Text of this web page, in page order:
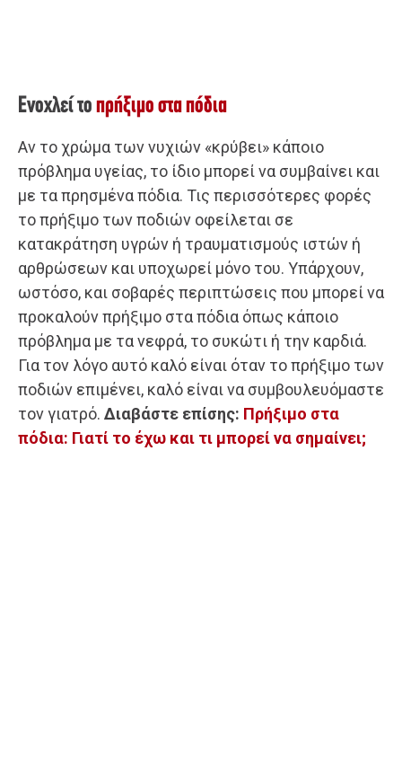
Ενοχλεί τοπρήξιμο στα πόδια
Αν το χρώμα των νυχιών «κρύβει» κάποιο
πρόβλημα υγείας, το ίδιο μπορεί να συμβαίνει και
με τα πρησμένα πόδια. Τις περισσότερες φορές
το πρήξιμο των ποδιών οφείλεται σε
κατακράτηση υγρών ή τραυματισμούς ιστών ή
αρθρώσεων και υποχωρεί μόνο του. Υπάρχουν,
ωστόσο, και σοβαρές περιπτώσεις που μπορεί να
προκαλούν πρήξιμο στα πόδια όπως κάποιο
πρόβλημα με τα νεφρά, το συκώτι ή την καρδιά.
Για τον λόγο αυτό καλό είναι όταν το πρήξιμο των
ποδιών επιμένει, καλό είναι να συμβουλευόμαστε
τον γιατρό. Διαβάστε επίσης: Πρήξιμο στα
πόδια: Γιατί το έχω και τι μπορεί να σημαίνει;